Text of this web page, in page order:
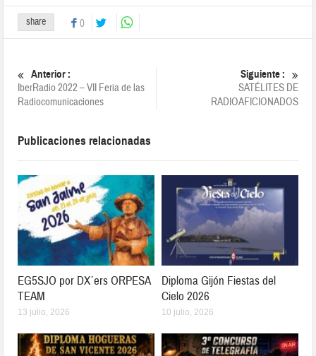
share 0
Anterior :
IberRadio 2022 – VII Feria de las
Radiocomunicaciones
Siguiente :
SATÉLITES DE
RADIOAFICIONADOS
Publicaciones relacionadas
EG5SJO por DX´ers ORPESA
TEAM
13 julio, 2026
Diploma Gijón Fiestas del
Cielo 2026
10 julio, 2026